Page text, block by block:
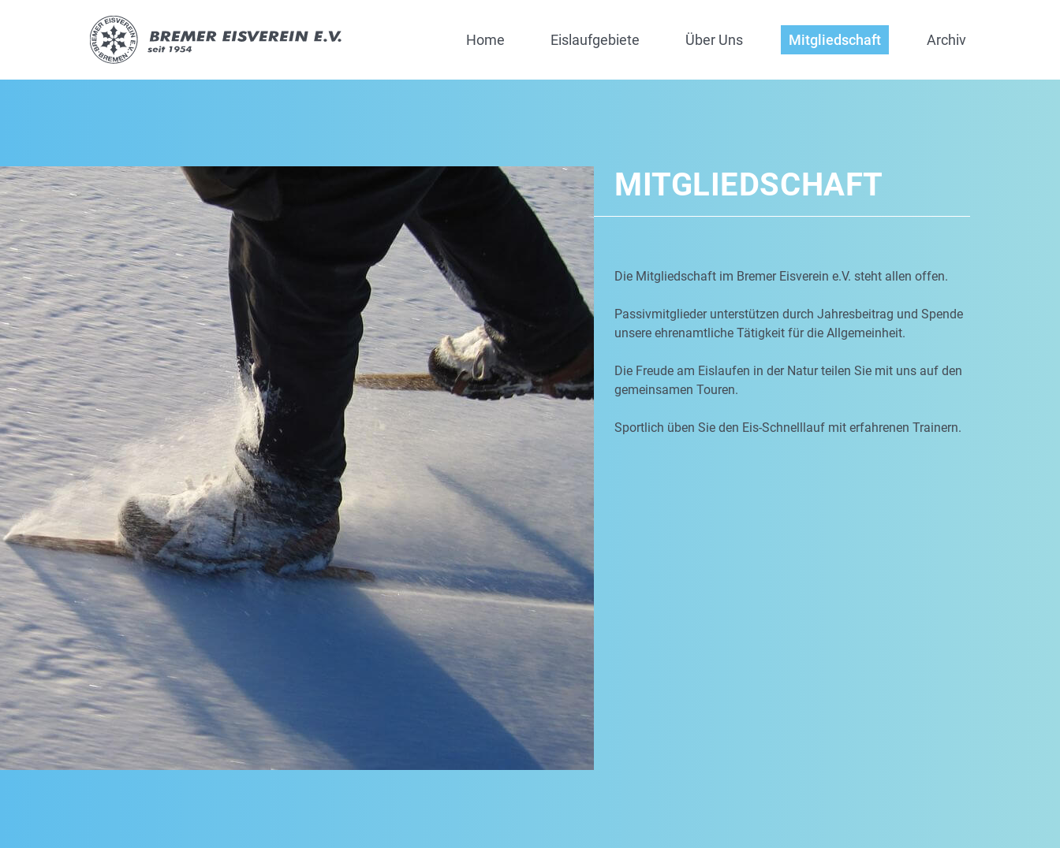
Home Eislaufgebiete Über Uns Mitgliedschaft Archiv
MITGLIEDSCHAFT
Die Mitgliedschaft im Bremer Eisverein e.V. steht allen offen.
Passivmitglieder unterstützen durch Jahresbeitrag und Spende
unsere ehrenamtliche Tätigkeit für die Allgemeinheit.
Die Freude am Eislaufen in der Natur teilen Sie mit uns auf den
gemeinsamen Touren.
Sportlich üben Sie den Eis-Schnelllauf mit erfahrenen Trainern.